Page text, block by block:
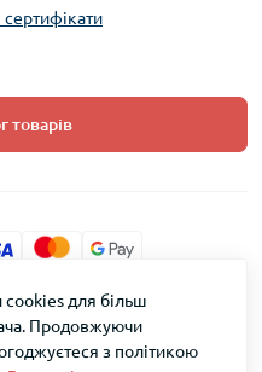
товарів
© 2026
cookies для більш
Продовжуючи
з політикою